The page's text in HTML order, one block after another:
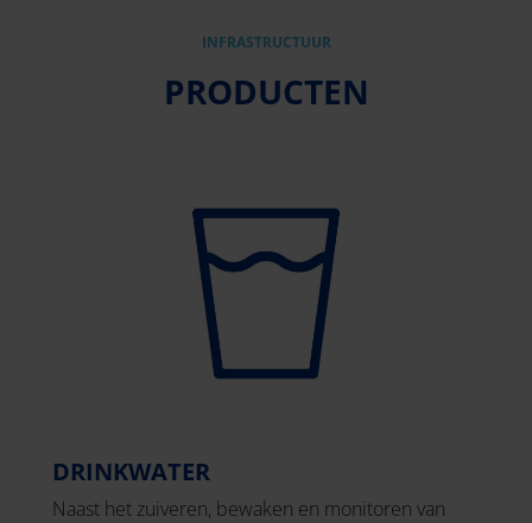
INFRASTRUCTUUR
PRODUCTEN
DRINKWATER
Naast het zuiveren, bewaken en monitoren van